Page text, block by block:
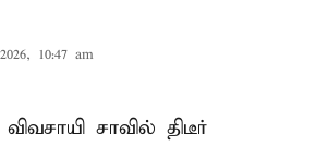
10:47 am
சாவில் திடீர்